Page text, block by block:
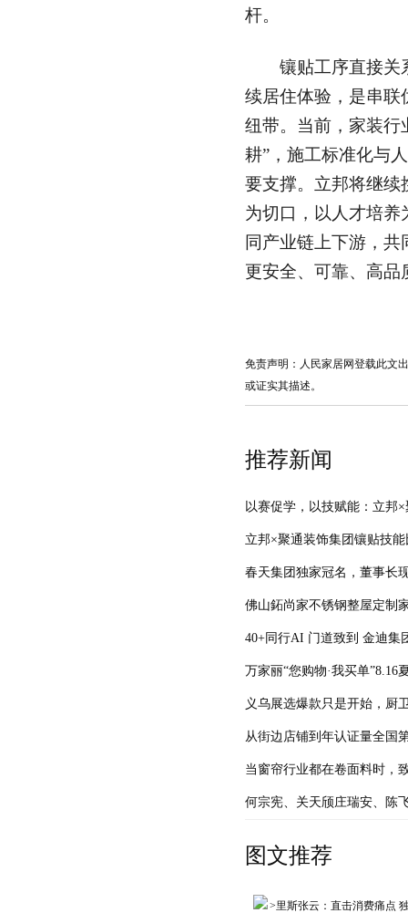
杆。
镶贴工序直接关
续居住体验，是串联
纽带。当前，家装行
耕”，施工标准化与
要支撑。立邦将继续
为切口，以人才培
同产业链上下游，
更安全、可靠、高品
免责声明：人民家居网登载此文
或证实其描述。
推荐新闻
以赛促学，以技赋能：立邦
立邦×聚通装饰集团镶贴技
春天集团独家冠名，董事长
佛山鉐尚家不锈钢整屋定制
40+同行AI 门道致到 金迪集
万家丽“您购物·我买单”8.16
义乌展选爆款只是开始，厨
从街边店铺到年认证量全国
当窗帘行业都在卷面料时，
何宗宪、关天颀庄瑞安、陈
图文推荐